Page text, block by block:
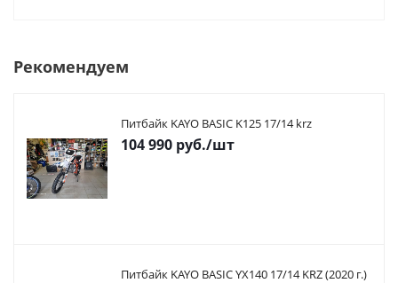
Рекомендуем
Питбайк KAYO BASIC K125 17/14 krz
104 990 руб./шт
Питбайк KAYO BASIC YX140 17/14 KRZ (2020 г.)